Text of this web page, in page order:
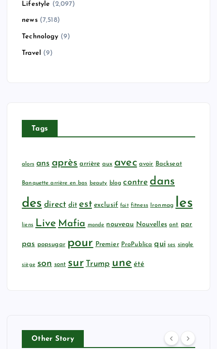
Lifestyle (2,097)
news(7,518)
Technology (9)
Travel (9)
Tags
alors ans après arrière aux avec avoir Backseat
Banquette arrière en bas beauty blog contre dans
des direct dit est exclusif fait fitness Ironmag les
liens Live Mafia monde nouveau Nouvelles ont par
pas popsugar pour Premier ProPublica qui ses single
siège son sont sur Trump une été
Other Story